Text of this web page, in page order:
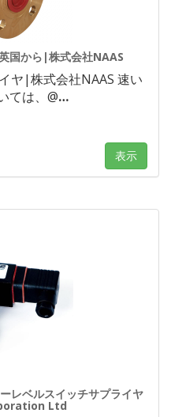
国から|株式会社NAAS
ヤ|株式会社NAAS 速い
ては、@…
表示
レベルスイッチサプライヤ
Ltd